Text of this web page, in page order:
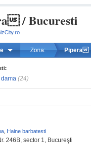
/ Bucuresti
Zona: Pipera
dama (24)
Haine barbatesti
246B, sector 1, Bucureşti